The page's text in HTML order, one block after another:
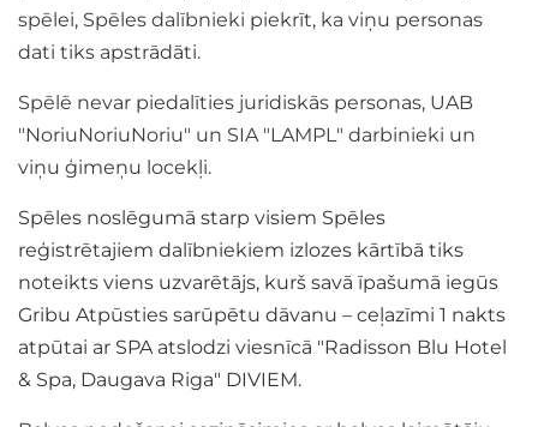
spēlei, Spēles dalībnieki piekrīt, ka viņu personas
dati tiks apstrādāti.
Spēlē nevar piedalīties juridiskās personas, UAB
"NoriuNoriuNoriu" un SIA "LAMPL" darbinieki un
viņu ģimeņu locekļi.
Spēles noslēgumā starp visiem Spēles
reģistrētajiem dalībniekiem izlozes kārtībā tiks
noteikts viens uzvarētājs, kurš savā īpašumā iegūs
Gribu Atpūsties sarūpētu dāvanu – ceļazīmi 1 nakts
atpūtai ar SPA atslodzi viesnīcā "Radisson Blu Hotel
& Spa, Daugava Riga" DIVIEM.